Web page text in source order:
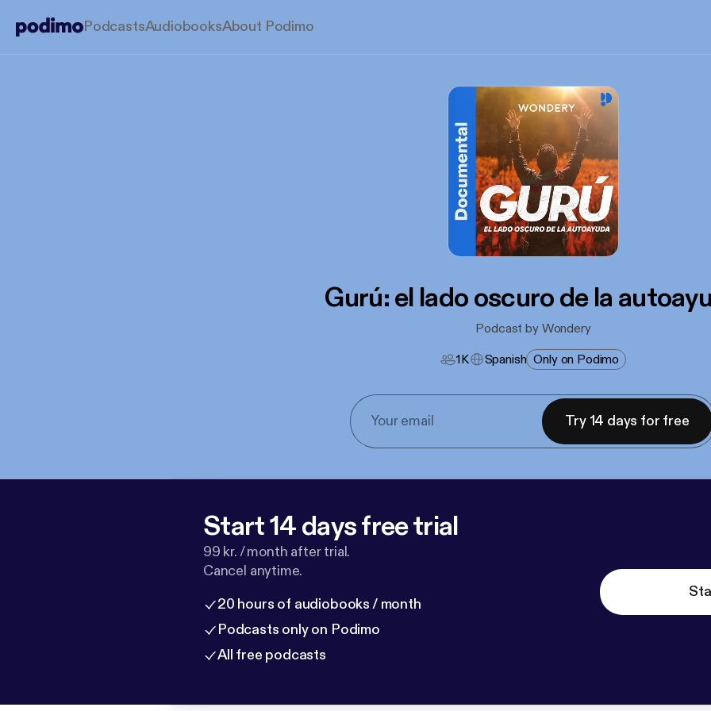
PodcastsAudiobooksAbout Podimo
Gurú: el lado oscuro de la
Podcast by Wondery
1K
Spanish Only on Podimo
Try 14 days for free
Start 14 days free trial
99 kr. / month after trial.
Cancel anytime.
20 hours of audiobooks / month
Podcasts only on Podimo
All free podcasts